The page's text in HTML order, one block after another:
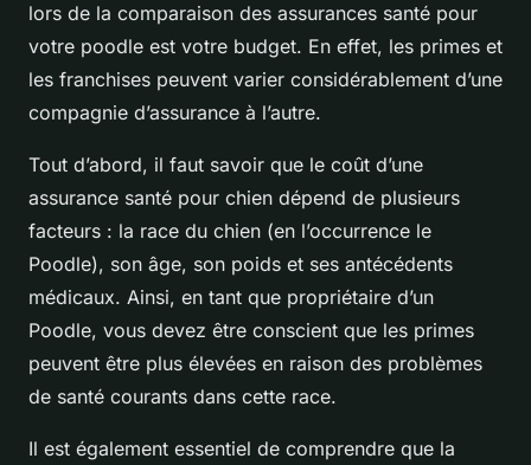
lors de la comparaison des assurances santé pour
votre poodle est votre budget. En effet, les primes et
les franchises peuvent varier considérablement d’une
compagnie d’assurance à l’autre.
Tout d’abord, il faut savoir que le coût d’une
assurance santé pour chien dépend de plusieurs
facteurs : la race du chien (en l’occurrence le
Poodle), son âge, son poids et ses antécédents
médicaux. Ainsi, en tant que propriétaire d’un
Poodle, vous devez être conscient que les primes
peuvent être plus élevées en raison des problèmes
de santé courants dans cette race.
Il est également essentiel de comprendre que la